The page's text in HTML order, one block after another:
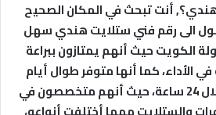
أنت تبحث في المكان الصحيح
الى رقم فني ستلايت هندي سهل
الكويت حيث أنهم يمتازون ببراعة
الأداء، كما أنها متوفر طوال أيام
الأسبوع وأيضا متوفر خلال 24 ساعة، حيث أنهم متخصصون في